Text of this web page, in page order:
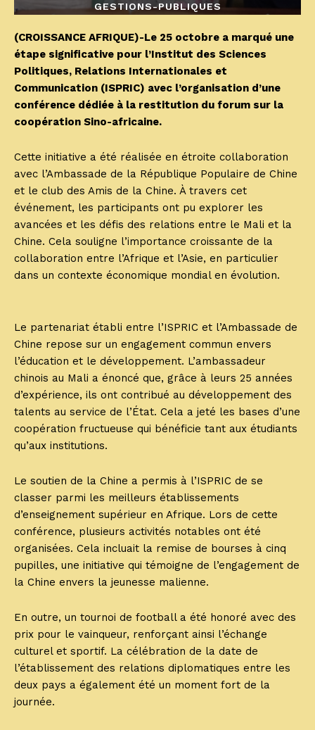
GESTIONS-PUBLIQUES
(CROISSANCE AFRIQUE)-Le 25 octobre a marqué une
étape significative pour l’Institut des Sciences
Politiques, Relations Internationales et
Communication (ISPRIC) avec l’organisation d’une
conférence dédiée à la restitution du forum sur la
coopération Sino-africaine.
Cette initiative a été réalisée en étroite collaboration
avec l’Ambassade de la République Populaire de Chine
et le club des Amis de la Chine. À travers cet
événement, les participants ont pu explorer les
avancées et les défis des relations entre le Mali et la
Chine. Cela souligne l’importance croissante de la
collaboration entre l’Afrique et l’Asie, en particulier
dans un contexte économique mondial en évolution.
Le partenariat établi entre l’ISPRIC et l’Ambassade de
Chine repose sur un engagement commun envers
l’éducation et le développement. L’ambassadeur
chinois au Mali a énoncé que, grâce à leurs 25 années
d’expérience, ils ont contribué au développement des
talents au service de l’État. Cela a jeté les bases d’une
coopération fructueuse qui bénéficie tant aux étudiants
qu’aux institutions.
Le soutien de la Chine a permis à l’ISPRIC de se
classer parmi les meilleurs établissements
d’enseignement supérieur en Afrique. Lors de cette
conférence, plusieurs activités notables ont été
organisées. Cela incluait la remise de bourses à cinq
pupilles, une initiative qui témoigne de l’engagement de
la Chine envers la jeunesse malienne.
En outre, un tournoi de football a été honoré avec des
prix pour le vainqueur, renforçant ainsi l’échange
culturel et sportif. La célébration de la date de
l’établissement des relations diplomatiques entre les
deux pays a également été un moment fort de la
journée.